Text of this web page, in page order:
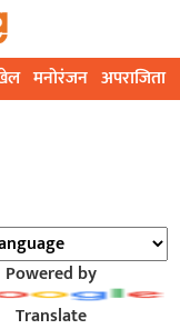
मनोरंजन अपराजिता
Powered by
Translate